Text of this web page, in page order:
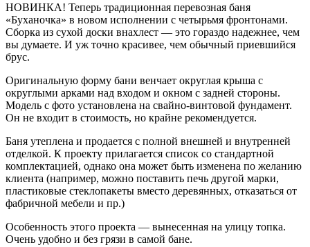
НОВИНКА! Теперь традиционная перевозная баня
«Буханочка» в новом исполнении с четырьмя фронтонами.
Сборка из сухой доски внахлест — это гораздо надежнее, чем
вы думаете. И уж точно красивее, чем обычный приевшийся
брус.
Оригинальную форму бани венчает округлая крыша с
округлыми арками над входом и окном с задней стороны.
Модель с фото установлена на свайно-винтовой фундамент.
Он не входит в стоимость, но крайне рекомендуется.
Баня утеплена и продается с полной внешней и внутренней
отделкой. К проекту прилагается список со стандартной
комплектацией, однако она может быть изменена по желанию
клиента (например, можно поставить печь другой марки,
пластиковые стеклопакеты вместо деревянных, отказаться от
фабричной мебели и пр.)
Особенность этого проекта — вынесенная на улицу топка.
Очень удобно и без грязи в самой бане.